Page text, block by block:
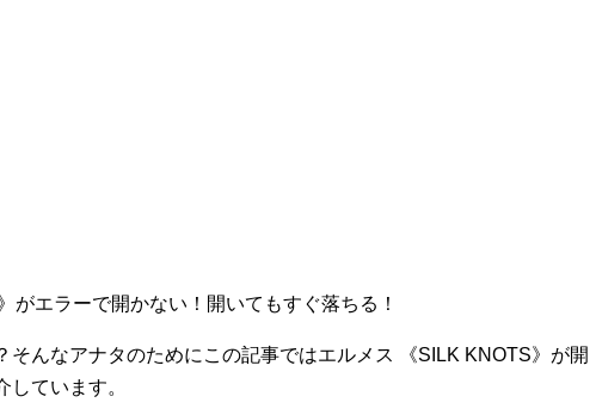
がエラーで開かない！開いてもすぐ落ちる！
そんなアナタのためにこの記事ではエルメス 《SILK KNOTS》が開
ています。